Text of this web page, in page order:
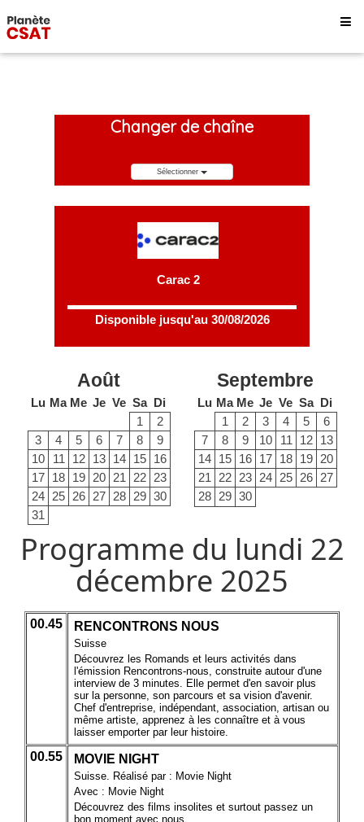
Changer de chaîne
Sélectionner
Carac 2
Disponible jusqu'au 30/08/2026
Août
Lu Ma Me Je Ve Sa Di
1
2
3
4 5 6 7 8
9
10
11 12 13 14 15 16
17 18 19 20 21 22 23
24 25 26 27 28 29 30
31
Septembre
Lu Ma Me Je Ve Sa Di
1
2 3 4 5
6
7
8 9 10 11 12 13
14 15 16 17 18 19 20
21
22 23 24 25 26 27
28 29 30
Programme du lundi 22
décembre 2025